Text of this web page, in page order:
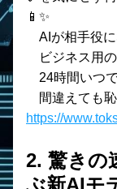
📱✨
AIが相手
ビジネス
24時間い
間違えて
https://
2. 驚きの
ぶ新AIモ